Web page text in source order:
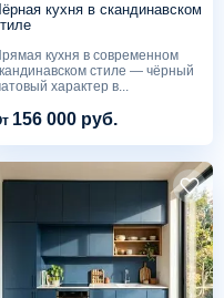
кухня в скандинавском
кухня в современном
стиле — чёрный
характер в...
156 000 руб.